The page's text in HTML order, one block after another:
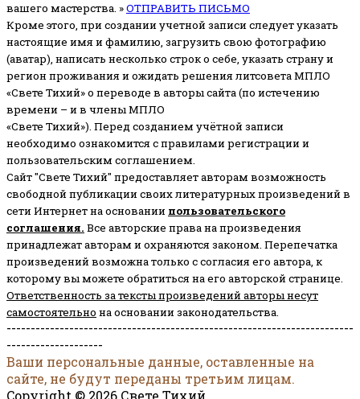
вашего мастерства. »ОТПРАВИТЬ ПИСЬМО
Кроме этого, при создании учетной записи следует указать
настоящие имя и фамилию, загрузить свою фотографию
(аватар), написать несколько строк о себе, указать страну и
регион проживания и ожидать решения литсовета МПЛО
«Свете Тихий» о переводе в авторы сайта (по истечению
времени – и в члены МПЛО
«Свете Тихий»). Перед созданием учётной записи
необходимо ознакомится с правилами регистрации и
пользовательским соглашением.
Сайт "Свете Тихий" предоставляет авторам возможность
свободной публикации своих литературных произведений в
сети Интернет на основании пользовательского
соглашения. Все авторские права на произведения
принадлежат авторам и охраняются законом. Перепечатка
произведений возможна только с согласия его автора, к
которому вы можете обратиться на его авторской странице.
Ответственность за тексты произведений авторы несут
самостоятельно на основании законодательства.
------------------------------------------------------------------------
--------------------
Ваши персональные данные, оставленные на
сайте, не будут переданы третьим лицам.
Copyright © 2026 Свете Тихий